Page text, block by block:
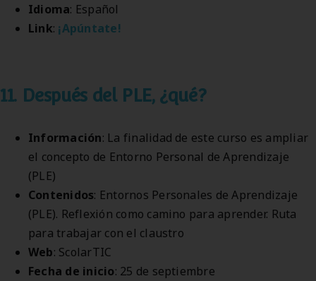
Idioma: Español
Link: ¡Apúntate!
11. Después del PLE, ¿qué?
Información: La finalidad de este curso es ampliar
el concepto de Entorno Personal de Aprendizaje
(PLE)
Contenidos: Entornos Personales de Aprendizaje
(PLE). Reflexión como camino para aprender. Ruta
para trabajar con el claustro
Web: ScolarTIC
Fecha de inicio: 25 de septiembre